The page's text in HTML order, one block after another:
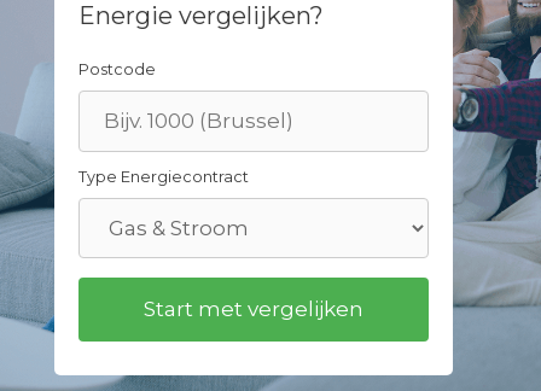
Energie vergelijken?
Postcode
Type Energiecontract